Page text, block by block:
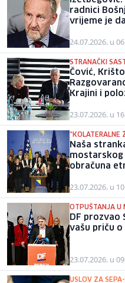
radnici
vrijeme je
24.07.2026. u
STRANAČKI
Čović,
Krajini i
23.07.2026. u
"KOLATERALNE
Naša
mostarskog
obračuna
23.07.2026. u
OTPUŠTANJA U
DF prozvao
vašu priču
23.07.2026. u
USLOV ZA